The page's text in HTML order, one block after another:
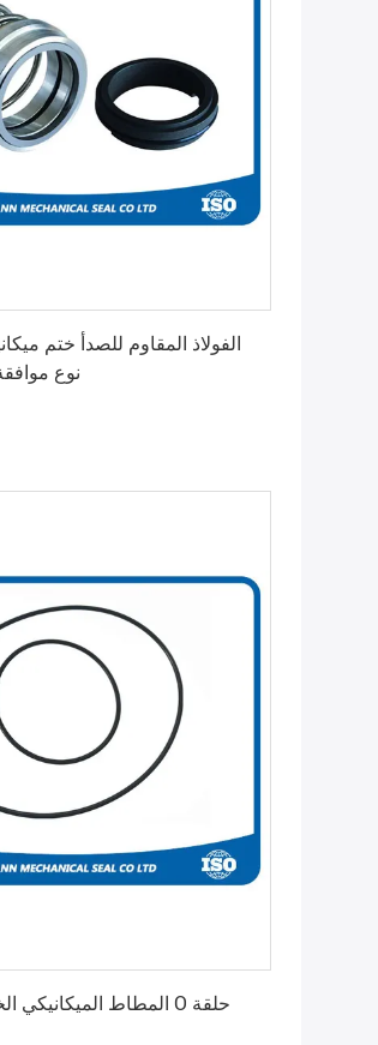
الفولاذ المقاوم للصدأ ختم
نوع